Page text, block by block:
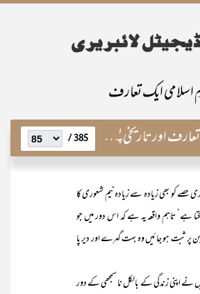
اسلامی ایک تعارف
اور تاریخی پس منظر 385 /
کو بھی زیادہ سے زیادہ نیم شعوری کا
ہے‘ تاہم واقعہ یہ ہے کہ اس دور میں جو
ثبت ہو جائیں وہ بہت گہرے اور دیر پا
زندگی کے بالکل نا سمجھی کے دور